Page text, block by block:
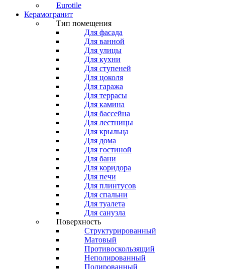
Eurotile
Керамогранит
Тип помещения
Для фасада
Для ванной
Для улицы
Для кухни
Для ступеней
Для цоколя
Для гаража
Для террасы
Для камина
Для бассейна
Для лестницы
Для крыльца
Для дома
Для гостиной
Для бани
Для коридора
Для печи
Для плинтусов
Для спальни
Для туалета
Для санузла
Поверхность
Структурированный
Матовый
Противоскользящий
Неполированный
Полированный